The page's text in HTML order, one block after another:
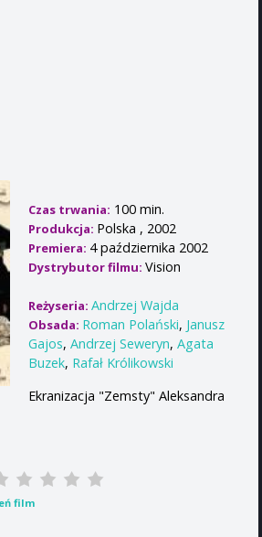
Czas trwania: 100 min.
Produkcja: Polska , 2002
Premiera: 4 października 2002
Dystrybutor filmu: Vision
Reżyseria: Andrzej Wajda
Obsada: Roman Polański, Janusz
Gajos, Andrzej Seweryn, Agata
Buzek, Rafał Królikowski
Ekranizacja "Zemsty" Aleksandra
film